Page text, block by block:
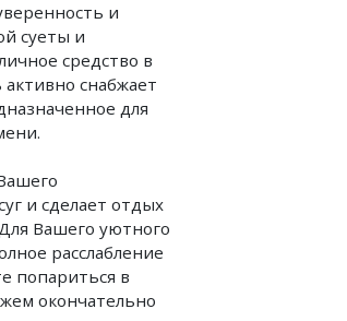
и
суеты и
средство в
снабжает
для
и сделает отдых
Вашего уютного
расслабление
попариться в
окончательно